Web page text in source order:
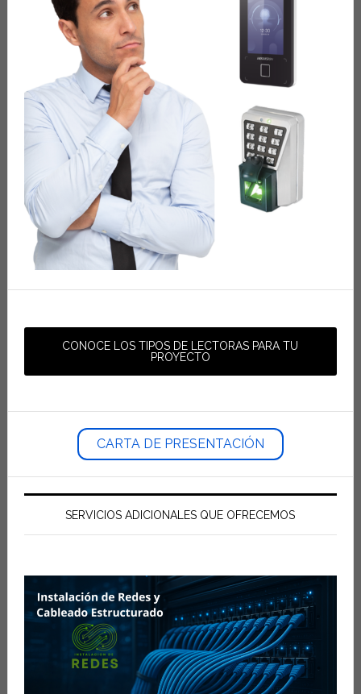
CONOCE LOS TIPOS DE LECTORAS PARA TU
PROYECTO
CARTA DE PRESENTACIÓN
SERVICIOS ADICIONALES QUE OFRECEMOS